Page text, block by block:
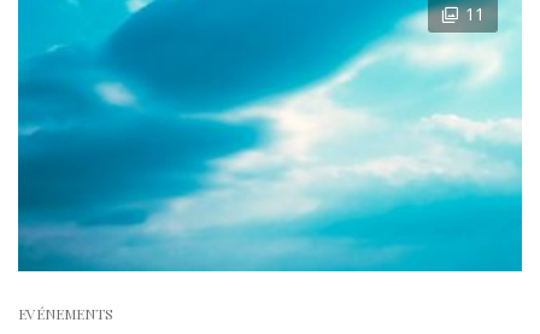
11
EVÉNEMENTS